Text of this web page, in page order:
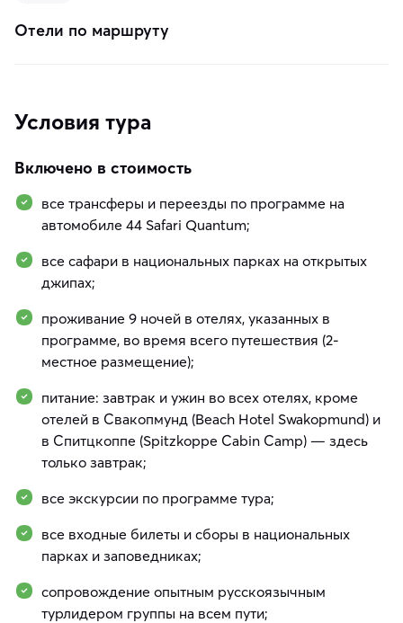
Отели по маршруту
Условия тура
Включено в стоимость
все трансферы и переезды по программе на
автомобиле 44 Safari Quantum;
все сафари в национальных парках на открытых
джипах;
проживание 9 ночей в отелях, указанных в
программе, во время всего путешествия (2-
местное размещение);
питание: завтрак и ужин во всех отелях, кроме
отелей в Свакопмунд (Beach Hotel Swakopmund) и
в Спитцкоппе (Spitzkoppe Cabin Camp) — здесь
только завтрак;
все экскурсии по программе тура;
все входные билеты и сборы в национальных
парках и заповедниках;
сопровождение опытным русскоязычным
турлидером группы на всем пути;